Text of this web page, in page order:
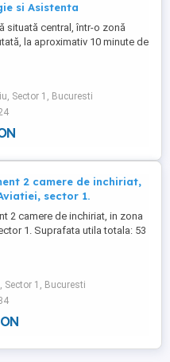
si Asistenta
situată central, într-o zonă
la aproximativ 10 minute de
de Sociologie și Asistență
cafenele,
magazine și centre
Suprafață de 38 mp, etaj
Sector 1, Bucuresti
2 camere de inchiriat,
sector 1.
2 camere de inchiriat, in zona
1. Suprafata utila totala: 53
imediata. Avantaje locație:
rapid către zona de
Aproape de stația ...
Sector 1, Bucuresti